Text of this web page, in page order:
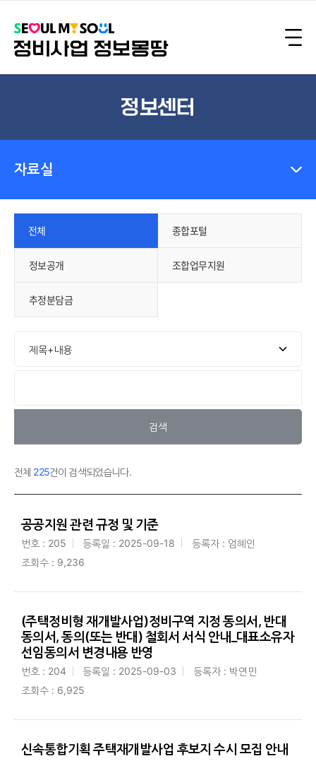
정보센터
자료실
전체 종합포털
정보공개 조합업무지원
추정분담금
검색
전체 225건이 검색되었습니다.
공공지원 관련 규정 및 기준
번호 : 205 등록일 : 2025-09-18
등록자 : 엄혜인
조회수 : 9,236
(주택정비형 재개발사업)정비구역 지정 동의서, 반대
동의서, 동의(또는 반대) 철회서 서식 안내_대표소유자
선임동의서 변경내용 반영
번호 : 204 등록일 : 2025-09-03
등록자 : 박연민
조회수 : 6,925
신속통합기획 주택재개발사업 후보지 수시 모집 안내